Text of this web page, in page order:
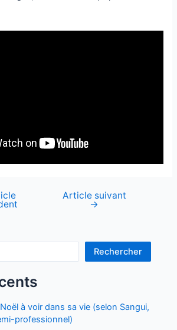
Article suivant
→
Rechercher
à voir dans sa vie (selon Sangui,
professionnel)